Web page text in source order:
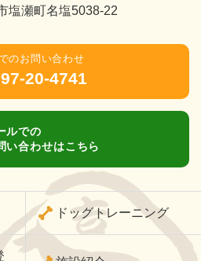
塩瀬町名塩5038-22
のお問い合わせ
20-4741
ルでの
い合わせはこちら
ドッグトレーニング